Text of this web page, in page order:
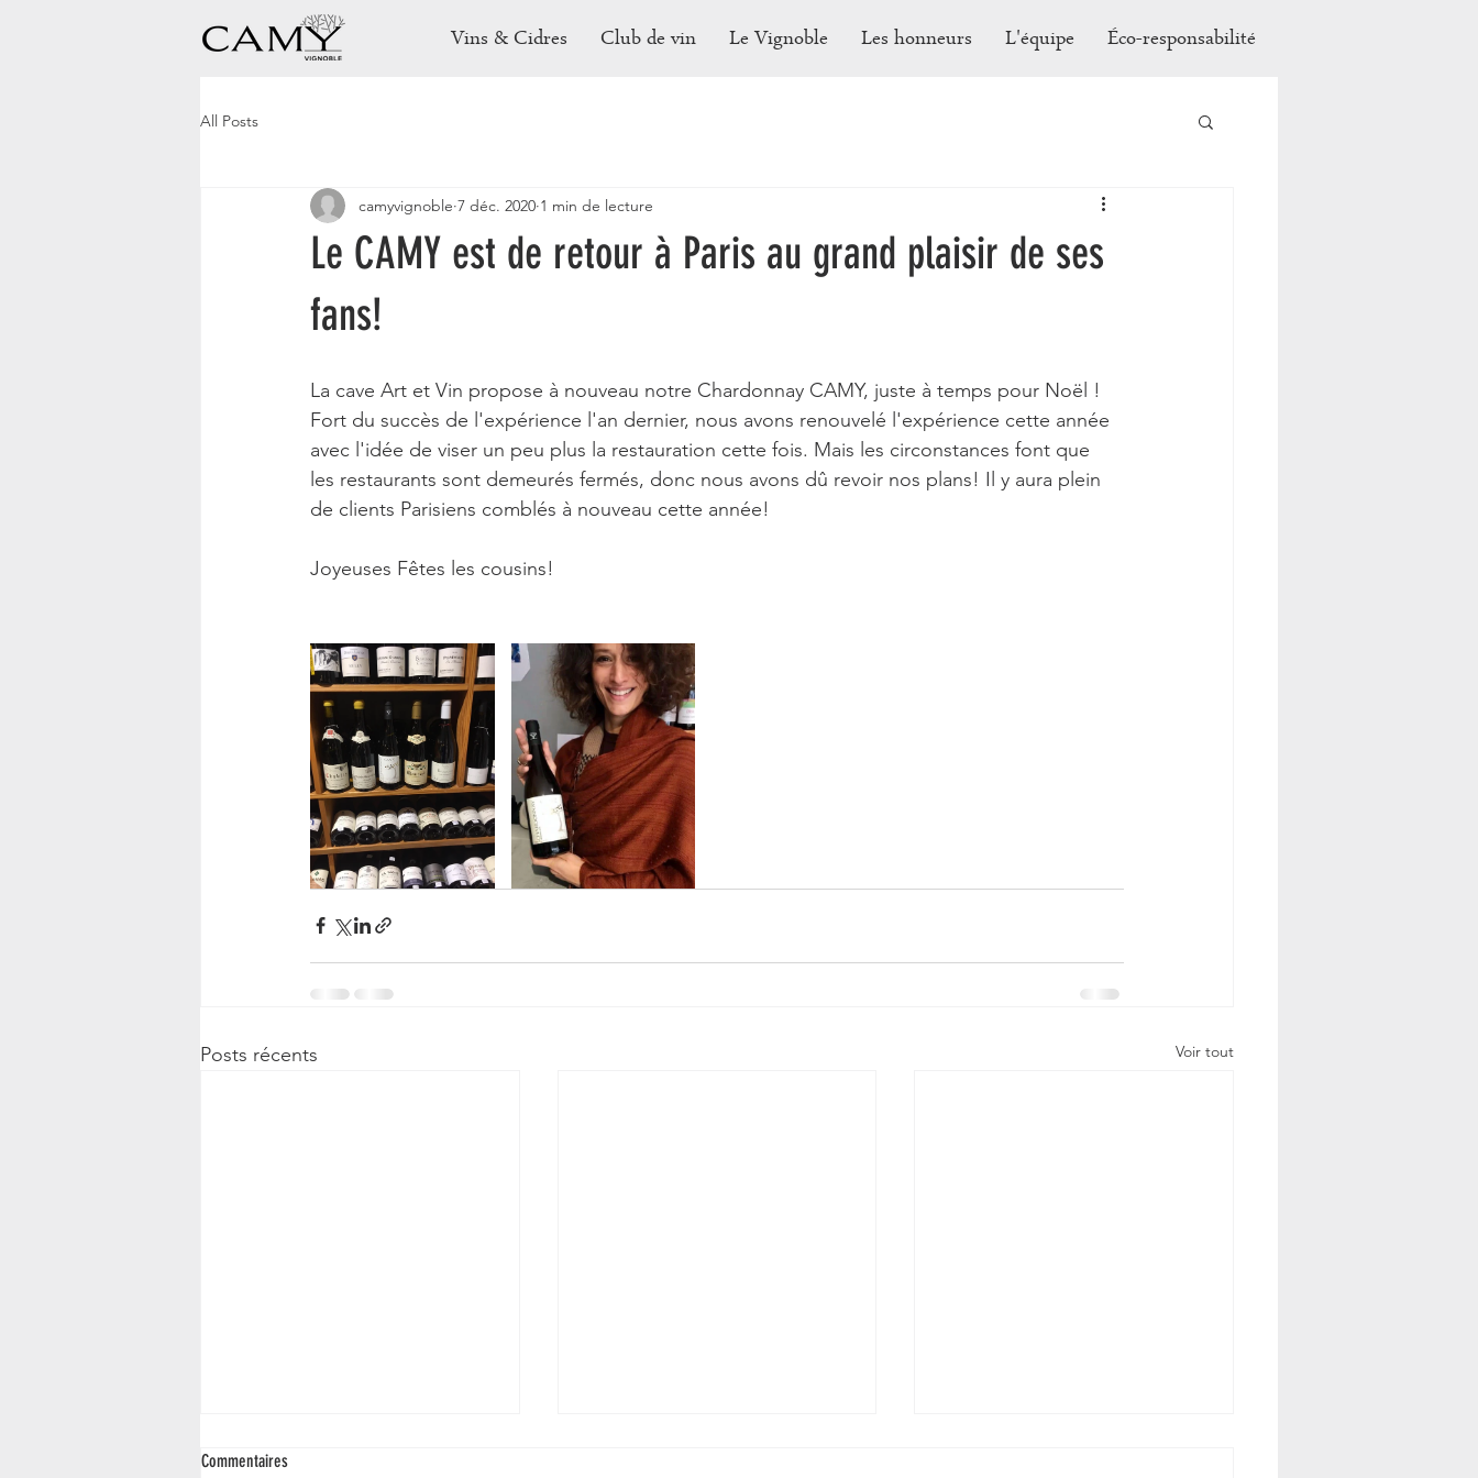
Vins & Cidres Club de vin Le Vignoble Les honneurs L'équipe Éco-responsabilité
All Posts
Le CAMY est de retour à Paris au grand plaisir de ses
fans!
camyvignoble 7 déc. 2020 1 min de lecture
La cave Art et Vin propose à nouveau notre Chardonnay CAMY, juste à temps pour Noël !
Fort du succès de l'expérience l'an dernier, nous avons renouvelé l'expérience cette année
avec l'idée de viser un peu plus la restauration cette fois. Mais les circonstances font que
les restaurants sont demeurés fermés, donc nous avons dû revoir nos plans! Il y aura plein
de clients Parisiens comblés à nouveau cette année!
Joyeuses Fêtes les cousins!
Posts récents Voir tout
Commentaires